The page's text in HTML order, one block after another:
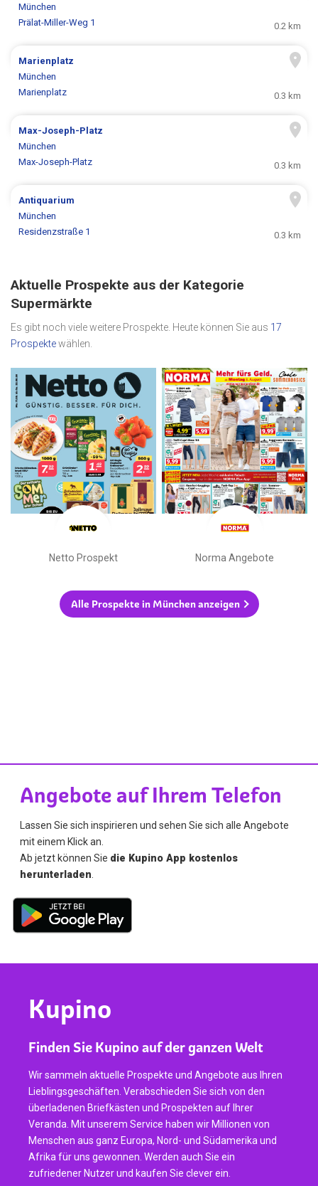
München
Prälat-Miller-Weg 1
0.2 km
Marienplatz
München
Marienplatz
0.3 km
Max-Joseph-Platz
München
Max-Joseph-Platz
0.3 km
Antiquarium
München
Residenzstraße 1
0.3 km
Aktuelle Prospekte aus der Kategorie
Supermärkte
Es gibt noch viele weitere Prospekte. Heute können Sie aus 17
Prospektewählen.
Netto Prospekt Norma Angebote
Alle Prospekte in München anzeigen
Angebote auf Ihrem Telefon
Lassen Sie sich inspirieren und sehen Sie sich alle Angebote
mit einem Klick an.
Ab jetzt können Sie die Kupino App kostenlos
herunterladen
Kupino
Finden Sie Kupino auf der ganzen Welt
Wir sammeln aktuelle Prospekte und Angebote aus Ihren
Lieblingsgeschäften. Verabschieden Sie sich von den
überladenen Briefkästen und Prospekten auf Ihrer
Veranda. Mit unserem Service haben wir Millionen von
Menschen aus ganz Europa, Nord- und Südamerika und
Afrika für uns gewonnen. Werden auch Sie ein
zufriedener Nutzer und kaufen Sie clever ein.